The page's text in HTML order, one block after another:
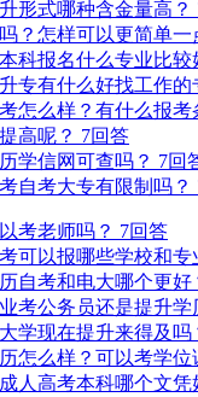
形式哪种含金量高？
？怎样可以更简单一
科报名什么专业比较
专有什么好找工作的
怎么样？有什么报考
高呢？ 7回答
学信网可查吗？ 7回
自考大专有限制吗？
考老师吗？ 7回答
可以报哪些学校和专
自考和电大哪个更好
考公务员还是提升学
学现在提升来得及吗
怎么样？可以考学位
人高考本科哪个文凭